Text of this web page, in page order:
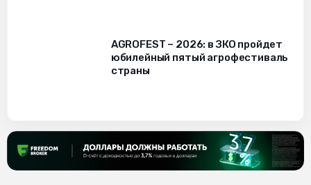
AGROFEST – 2026: в ЗКО пройдет
юбилейный пятый агрофестиваль
страны